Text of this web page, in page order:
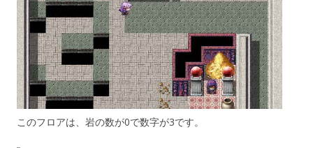
このフロアは、岩の数が0で数字が3です。